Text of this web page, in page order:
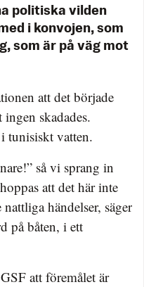
politiska vilden
i konvojen, som
som är på väg mot
att det började
skadades.
tunisiskt vatten.
så vi sprang in
att det här inte
händelser, säger
på båten, i ett
att föremålet är